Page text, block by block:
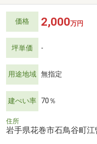
価格 2,000万円
坪単価 -
用途地域 無指定
建ぺい率 70％
住所
岩手県花巻市石鳥谷町